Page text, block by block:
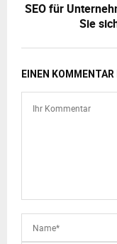
SEO für
Sie
EINEN